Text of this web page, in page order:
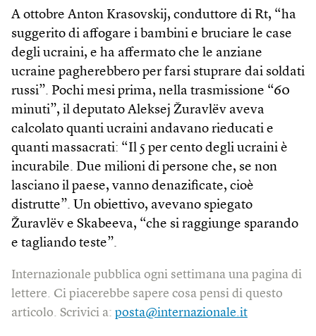
A ottobre Anton Krasovskij, conduttore di Rt, “ha
suggerito di affogare i bambini e bruciare le case
degli ucraini, e ha affermato che le anziane
ucraine pagherebbero per farsi stuprare dai soldati
russi”. Pochi mesi prima, nella trasmissione “60
minuti”, il deputato Aleksej Žuravlëv aveva
calcolato quanti ucraini andavano rieducati e
quanti massacrati: “Il 5 per cento degli ucraini è
incurabile. Due milioni di persone che, se non
lasciano il paese, vanno denazificate, cioè
distrutte”. Un obiettivo, avevano spiegato
Žuravlëv e Skabeeva, “che si raggiunge sparando
e tagliando teste”.
Internazionale pubblica ogni settimana una pagina di
lettere. Ci piacerebbe sapere cosa pensi di questo
articolo. Scrivici a: posta@internazionale.it